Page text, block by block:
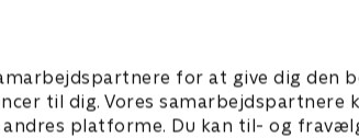
for at give dig den
til dig. Vores samarbejdspartnere
platforme. Du kan til- og